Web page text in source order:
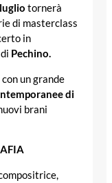
tornerà
di masterclass
in
di Pechino.
con un grande
di
brani